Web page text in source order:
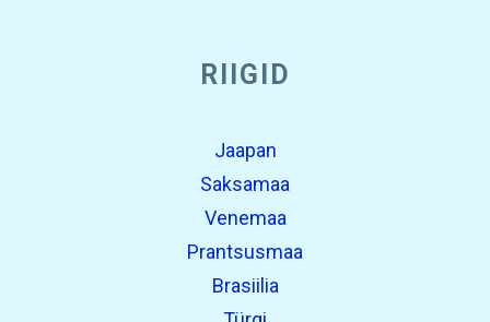
RIIGID
Jaapan
Saksamaa
Venemaa
Prantsusmaa
Brasiilia